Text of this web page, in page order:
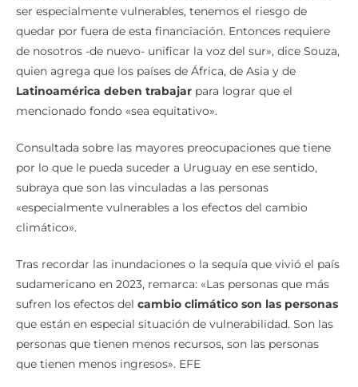
ser especialmente vulnerables, tenemos el riesgo de
quedar por fuera de esta financiación. Entonces requiere
de nosotros -de nuevo- unificar la voz del sur», dice Souza,
quien agrega que los países de África, de Asia y de
Latinoamérica deben trabajar para lograr que el
mencionado fondo «sea equitativo».
Consultada sobre las mayores preocupaciones que tiene
por lo que le pueda suceder a Uruguay en ese sentido,
subraya que son las vinculadas a las personas
«especialmente vulnerables a los efectos del cambio
climático».
Tras recordar las inundaciones o la sequía que vivió el país
sudamericano en 2023, remarca: «Las personas que más
sufren los efectos del cambio climático son las personas
que están en especial situación de vulnerabilidad. Son las
personas que tienen menos recursos, son las personas
que tienen menos ingresos». EFE